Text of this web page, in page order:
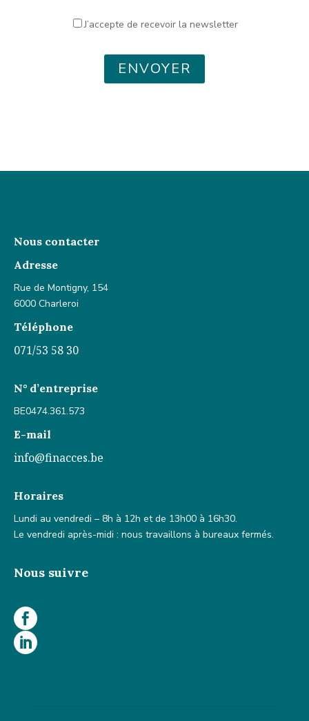
J’accepte de recevoir la newsletter
ENVOYER
Nous contacter
Adresse
Rue de Montigny, 154
6000 Charleroi
Téléphone
071/53 58 30
N° d’entreprise
BE0474.361.573
E-mail
info@finacces.be
Horaires
Lundi au vendredi – 8h à 12h et de 13h00 à 16h30.
Le vendredi après-midi : nous travaillons à bureaux fermés.
Nous suivre

